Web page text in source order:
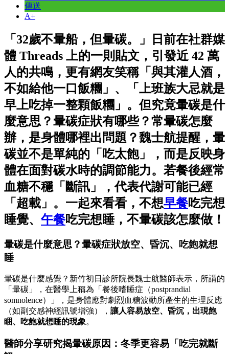
傳送
A+
「32歲不暈船，但暈碳。」日前在社群媒
體 Threads 上的一則貼文，引發近 42 萬
人的共鳴，更有網友笑稱「與其灌人酒，
不如給他一口飯糰」、「上班族大忌就是
早上吃掉一整顆飯糰」。但究竟暈碳是什
麼意思？暈碳症狀有哪些？常暈碳怎麼
辦，是身體哪裡出問題？魏士航提醒，暈
碳並不是單純的「吃太飽」，而是反映身
體在面對碳水時的調節能力。若餐後經常
血糖不穩「斷訊」，代表代謝可能已經
「超載」。一起來看看，不想早餐吃完想
睡覺、 午餐吃完想睡，不暈碳該怎麼做！
暈碳是什麼意思？暈碳症狀放空、昏沉、吃飽就想
睡
暈碳是什麼感覺？新竹初日診所院長魏士航醫師表示，所謂的
「暈碳」，在醫學上稱為「餐後嗜睡症（postprandial
somnolence）」，是身體應對劇烈血糖波動所產生的生理反應
（如副交感神經訊號增強）， 讓人容易放空、昏沉，出現飽
睏、吃飽就想睡的現象。
醫師分享研究揭暈碳原因：冬季更容易「吃完就斷